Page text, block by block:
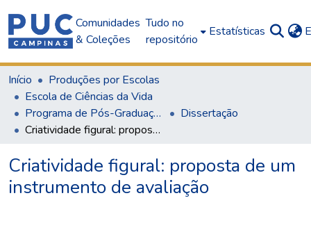
Comunidades
& Coleções
Tudo no
repositório
Estatísticas
Início
Produções por Escolas
Escola de Ciências da Vida
Programa de Pós-Graduação em Psicologia
Dissertação
Criatividade figural: proposta de um instrumento de avaliação
Criatividade figural: proposta de um
instrumento de avaliação